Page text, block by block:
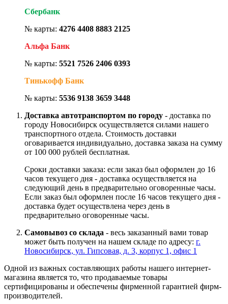
Сбербанк
№ карты: 4276 4408 8883 2125
Альфа Банк
№ карты: 5521 7526 2406 0393
Тинькофф Банк
№ карты: 5536 9138 3659 3448
Доставка автотранспортом по городу - доставка по
городу Новосибирск осуществляется силами нашего
транспортного отдела. Стоимость доставки
оговаривается индивидуально, доставка заказа на сумму
от 100 000 рублей бесплатная.
Сроки доставки заказа: если заказ был оформлен до 16
часов текущего дня - доставка осуществляется на
следующий день в предварительно оговоренные часы.
Если заказ был оформлен после 16 часов текущего дня -
доставка будет осуществлена через день в
предварительно оговоренные часы.
Самовывоз со склада - весь заказанный вами товар
может быть получен на нашем складе по адресу: г.
Новосибирск, ул. Гипсовая, д. 3, корпус 1, офис 1
Одной из важных составляющих работы нашего интернет-
магазина является то, что продаваемые товары
сертифицированы и обеспечены фирменной гарантией фирм-
производителей.